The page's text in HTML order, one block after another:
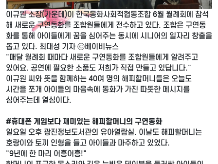
이규원 소장(가운데)이 한국동화사회적협동조합 6월 월례회에 참석
해 새로운 구연동화를 조합원들에게 전수하고 있다. 조합은 구연동
화를 통해 아이들에게 꿈을 심어주는 동시에 시니어의 일자리 창출을
돕고 있다. 최대성 기자 ⓒ베이비뉴스
"매달 월례회 때마다 새로운 구연동화를 조합원들에게 알려주고
있어요. 공연에 필요한 소품도 저희가 직접 만들고 있답니다."
이규원 씨와 뜻을 함께하는 40여 명의 해피할머니들은 오늘도
시간을 쪼개 아이들의 마음속에 동화가 가진 따뜻한 메시지를
심어주는데 열심이다.
#휴대폰 게임보다 재미있는 해피할머니의 구연동화
일요일 오후 광진정보도서관의 유아열람실. 이날도 해피할머니는
호랑이와 토끼 인형을 들고 아이들과 마주하고 있었다.
"9년에 한 마리 어흥어흥!"